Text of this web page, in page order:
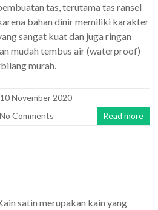
tas, terutama tas ransel
bahan dinir memiliki karakter
sangat kuat dan juga ringan
mudah tembus air (waterproof)
murah.
10 November 2020
No Comments Read more
satin merupakan kain yang